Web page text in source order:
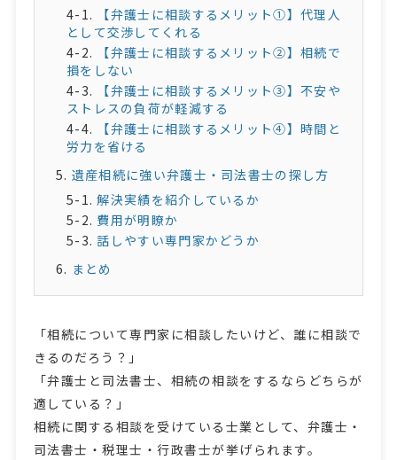
【弁護士に相談するメリット①】代理人
として交渉してくれる
【弁護士に相談するメリット②】相続で
損をしない
【弁護士に相談するメリット③】不安や
ストレスの負荷が軽減する
【弁護士に相談するメリット④】時間と
労力を省ける
遺産相続に強い弁護士・司法書士の探し方
解決実績を紹介しているか
費用が明瞭か
話しやすい専門家かどうか
まとめ
「相続について専門家に相談したいけど、誰に相談で
きるのだろう？」
「弁護士と司法書士、相続の相談をするならどちらが
適している？」
相続に関する相談を受けている士業として、弁護士・
司法書士・税理士・行政書士が挙げられます。